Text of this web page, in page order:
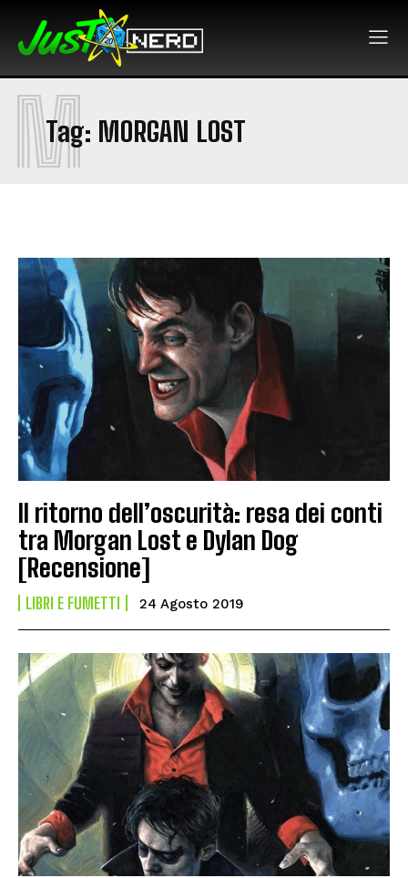
Tag: MORGAN LOST
M
Il ritorno dell’oscurità: resa dei conti
tra Morgan Lost e Dylan Dog
[Recensione]
LIBRI E FUMETTI 24 Agosto 2019